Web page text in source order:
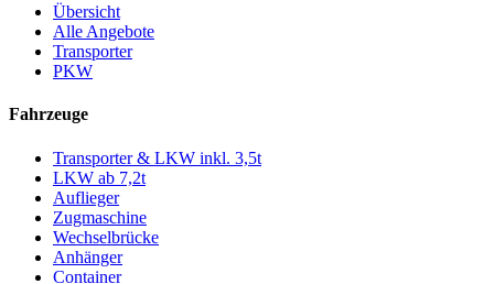
Übersicht
Alle Angebote
Transporter
PKW
Fahrzeuge
Transporter & LKW inkl. 3,5t
LKW ab 7,2t
Auflieger
Zugmaschine
Wechselbrücke
Anhänger
Container